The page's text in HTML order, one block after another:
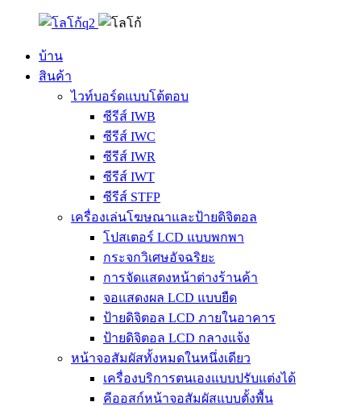
บ้าน
สินค้า
ไวท์บอร์ดแบบโต้ตอบ
ซีรีส์ IWB
ซีรีส์ IWC
ซีรีส์ IWR
ซีรีส์ IWT
ซีรีส์ STFP
เครื่องเล่นโฆษณาและป้ายดิจิตอล
โปสเตอร์ LCD แบบพกพา
กระจกวิเศษอัจฉริยะ
การจัดแสดงหน้าต่างร้านค้า
จอแสดงผล LCD แบบยืด
ป้ายดิจิตอล LCD ภายในอาคาร
ป้ายดิจิตอล LCD กลางแจ้ง
หน้าจอสัมผัสทั้งหมดในหนึ่งเดียว
เครื่องบริการตนเองแบบปรับแต่งได้
คีออสก์หน้าจอสัมผัสแบบตั้งพื้น